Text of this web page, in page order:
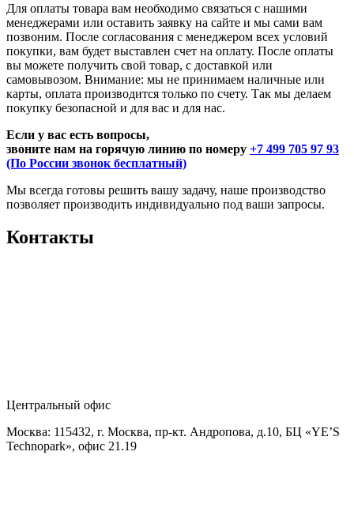
Для оплаты товара вам необходимо связаться с нашими
менеджерами или оставить заявку на сайте и мы сами вам
позвоним. После согласования с менеджером всех условий
покупки, вам будет выставлен счет на оплату. После оплаты
вы можете получить свой товар, с доставкой или
самовывозом. Внимание: мы не принимаем наличные или
карты, оплата производится только по счету. Так мы делаем
покупку безопасной и для вас и для нас.
Если у вас есть вопросы,
звоните нам на горячую линию по номеру +7 499 705 97 93
(По России звонок бесплатный)
Мы всегда готовы решить вашу задачу, наше производство
позволяет производить индивидуально под ваши запросы.
Контакты
Центральный офис
Москва: 115432, г. Москва, пр-кт. Андропова, д.10, БЦ «YE’S
Technopark», офис 21.19